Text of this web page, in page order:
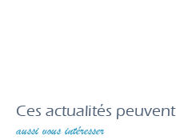
Ces actualités peuvent
aussi vous intéresser